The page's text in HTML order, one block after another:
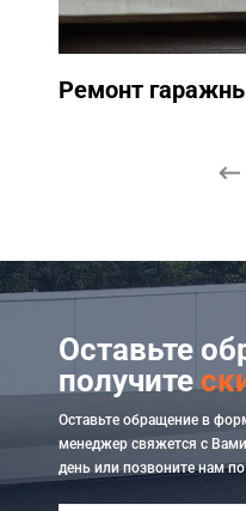
Ремонт
Оставьте
получите
Оставьте обращение в
менеджер свяжется с
день или позвоните нам